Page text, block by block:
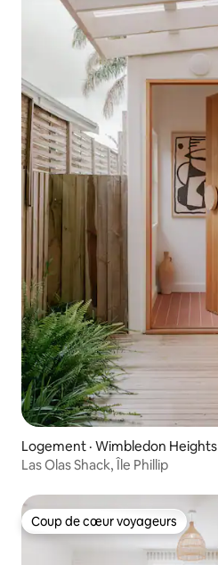
Logement · Wimbledon Heights
Las Olas Shack, Île Phillip
Coup de cœur voyageurs
Coup de cœur voyageurs